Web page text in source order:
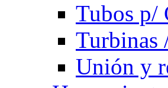
Tubos p/
Turbinas
Unión y